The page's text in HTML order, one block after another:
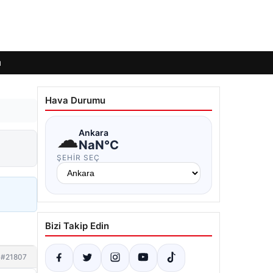
#21807
Hava Durumu
☁Ankara
NaN°C
ŞEHIR SEÇ
Bizi Takip Edin